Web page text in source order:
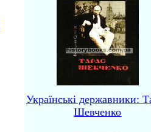
Українські державники:
Шевченко